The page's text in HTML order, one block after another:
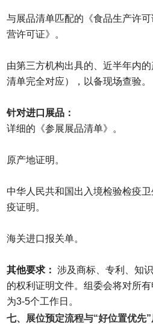
与展品清单匹配的《食品生产许
营许可证》。
由第三方机构出具的、近半年内
清单完全对应），以备现场查验。
针对进口展品：
详细的《参展展品清单》。
原产地证明。
中华人民共和国出入境检验检疫
疫证明。
海关进口报关单。
其他要求： 涉及商标、专利、知
的权利证明文件。组委会将对所
为3-5个工作日。
七、展位预定流程与“好位置优先”